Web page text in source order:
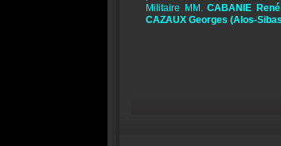
Militaire MM. CABANIE René
CAZAUX Georges (Alos-